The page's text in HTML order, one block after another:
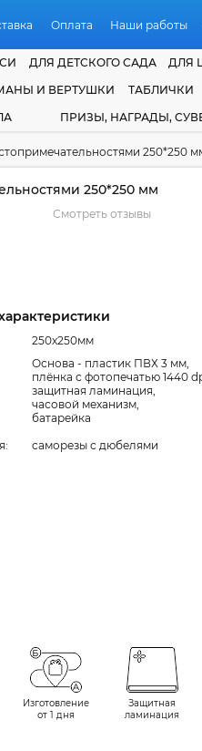
Оплата Наши работы
ДЛЯ ДЕТСКОГО САДА ДЛЯ
И ВЕРТУШКИ ТАБЛИЧКИ
ПРИЗЫ, НАГРАДЫ,
250*250
250*250 мм
Смотреть отзывы
250x250мм
Основа - пластик ПВХ 3 мм,
плёнка с фотопечатью 1440
защитная ламинация,
часовой механизм,
батарейка
cаморезы с дюбелями
Изготовление
от 1 дня
Защитная
ламинация